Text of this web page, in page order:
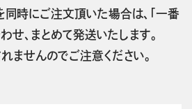
時にご注文頂いた場合は、「一番
せ、まとめて発送いたします。
ませんのでご注意ください。